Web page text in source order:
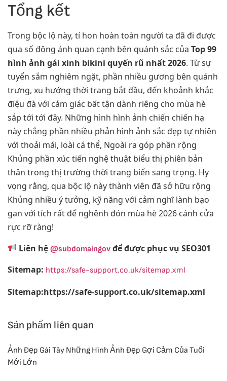
Tổng kết
Trong bộc lộ này, tí hon hoàn toàn người ta đã đi được
qua số đông ánh quan cạnh bên quánh sắc của Top 99
hình ảnh gái xinh bikini quyến rũ nhất 2026. Từ sự
tuyển sắm nghiêm ngặt, phần nhiều gương bên quánh
trưng, xu hướng thời trang bắt đầu, đến khoảnh khắc
điệu đà với cảm giác bất tận dành riêng cho mùa hè
sắp tới tới đây. Những hình hình ảnh chiến chiến hạ
này chẳng phần nhiều phản hình ảnh sắc đẹp tự nhiên
với thoải mái, loài cá thể, Ngoài ra góp phần rộng
Khủng phần xúc tiến nghệ thuật biểu thị phiên bản
thân trong thị trường thời trang biển sang trọng. Hy
vọng rằng, qua bộc lộ này thành viên đã sở hữu rộng
Khủng nhiều ý tưởng, kỹ năng với cảm nghĩ lành bạo
gan với tích rất để nghênh đón mùa hè 2026 cánh cửa
rực rỡ ràng!
Liên hệ@subdomaingov để được phục vụ SEO301
Sitemap: https://safe-support.co.uk/sitemap.xml
Sitemap:https://safe-support.co.uk/sitemap.xml
Sản phẩm liên quan
Ảnh Đẹp Gái Tây Những Hình Ảnh Đẹp Gợi Cảm Của Tuổi
Mới Lớn